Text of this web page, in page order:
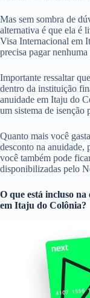
Mas sem sombra de
alternativa é que ela é
Visa Internacional em
precisa pagar
Importante ressaltar
dentro da instituição
anuidade em Itaju do
um sistema de isenção
Quanto mais você
desconto na anuidade,
você também pode
disponibilizadas pelo
O que está incluso na
em Itaju do Colônia?